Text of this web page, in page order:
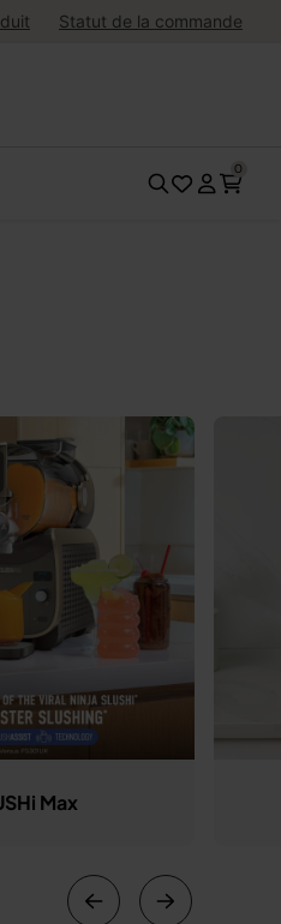
Statut de la commande
0
Max